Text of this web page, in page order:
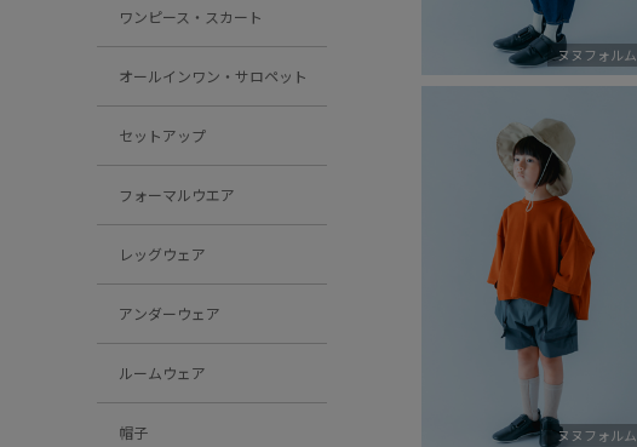
ワンピース・スカート
オールインワン・サロペット
セットアップ
フォーマルウエア
レッグウェア
アンダーウェア
ルームウェア
帽子
ヌヌフォルム
ヌヌフォルム